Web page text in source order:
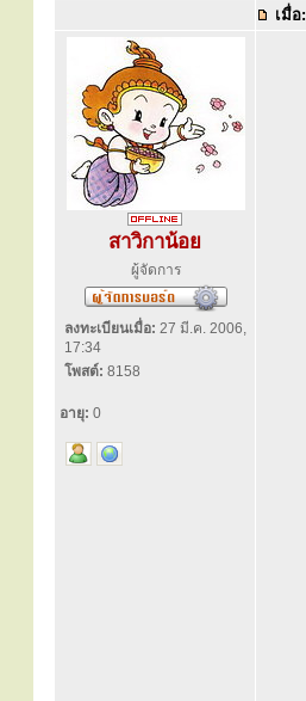
เมื่อ:
สาวิกาน้อย
ผู้จัดการ
ลงทะเบียนเมื่อ: 27 มี.ค. 2006,
17:34
โพสต์: 8158
อายุ: 0